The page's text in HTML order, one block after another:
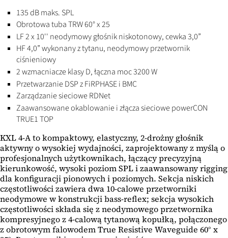
135 dB maks. SPL
Obrotowa tuba TRW 60° x 25
LF 2 x 10'' neodymowy głośnik niskotonowy, cewka 3,0”
HF 4,0” wykonany z tytanu, neodymowy przetwornik
ciśnieniowy
2 wzmacniacze klasy D, łączna moc 3200 W
Przetwarzanie DSP z FiRPHASE i BMC
Zarządzanie sieciowe RDNet
Zaawansowane okablowanie i złącza sieciowe powerCON
TRUE1 TOP
KXL 4-A to kompaktowy, elastyczny, 2-drożny głośnik
aktywny o wysokiej wydajności, zaprojektowany z myślą o
profesjonalnych użytkownikach, łączący precyzyjną
kierunkowość, wysoki poziom SPL i zaawansowany rigging
dla konfiguracji pionowych i poziomych. Sekcja niskich
częstotliwości zawiera dwa 10-calowe przetworniki
neodymowe w konstrukcji bass-reflex; sekcja wysokich
częstotliwości składa się z neodymowego przetwornika
kompresyjnego z 4-calową tytanową kopułką, połączonego
z obrotowym falowodem True Resistive Waveguide 60° x